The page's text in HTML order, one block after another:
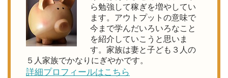
ら勉強して稼ぎを増やしてい
ます。アウトプットの意味で
今まで学んだいろいろなこと
を紹介していこうと思いま
す。家族は妻と子ども３人の
５人家族でかなりにぎやかです。
詳細プロフィールはこちら